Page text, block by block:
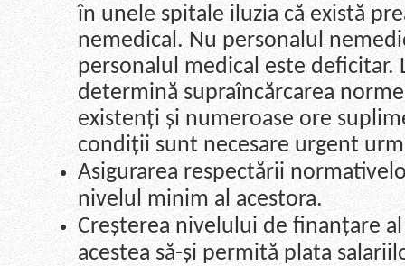
în unele spitale iluzia că există
nemedical. Nu personalul
personalul medical este deficitar.
determină supraîncărcarea
existenți și numeroase ore
condiții sunt necesare urgent
Asigurarea respectării
nivelul minim al acestora.
Creșterea nivelului de finanțare
acestea să-și permită plata